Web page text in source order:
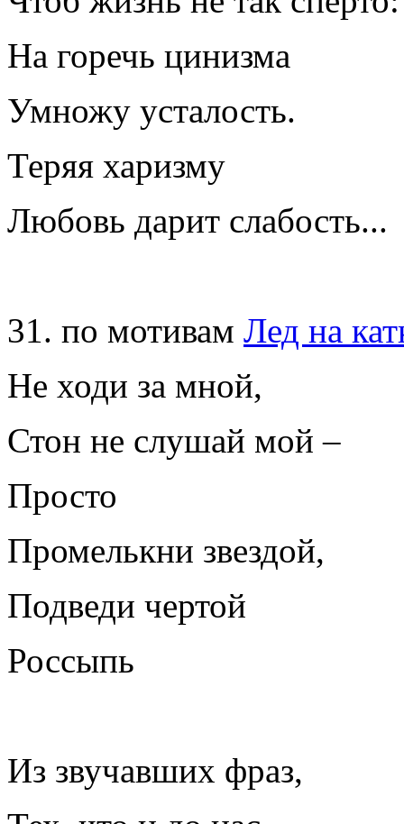
На горечь цинизма
Умножу усталость.
Теряя харизму
Любовь дарит
31. по мотивам Лед на
Не ходи за мной,
Стон не слушай мой –
Просто
Промелькни звездой,
Подведи чертой
Россыпь
Из звучавших фраз,